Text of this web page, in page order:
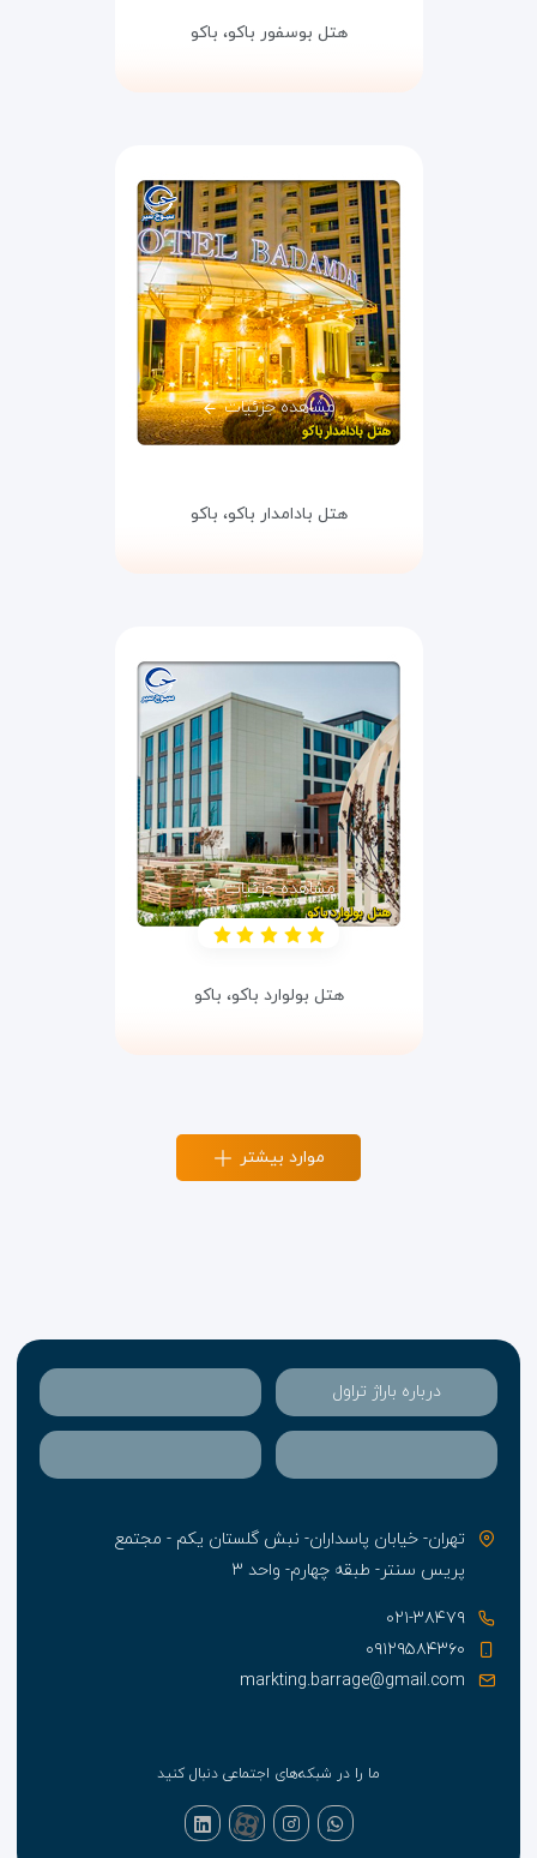
هتل بوسفور باکو، باکو
مشاهده جزئیات
هتل بادامدار باکو، باکو
مشاهده جزئیات
هتل بولوارد باکو، باکو
موارد بیشتر
درباره باراژ تراول
تهران- خیابان پاسداران- نبش گلستان یکم - مجتمع
پریس سنتر- طبقه چهارم- واحد ۳
۰۲۱-۳۸۴۷۹
۰۹۱۲۹۵۸۴۳۶۰
markting.barrage@gmail.com
ما را در شبکه‌های اجتماعی دنبال کنید